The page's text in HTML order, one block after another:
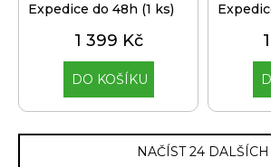
Expedice do 48h (1 ks)
1 399 Kč
DO KOŠÍKU
NAČÍST 24 DALŠÍCH